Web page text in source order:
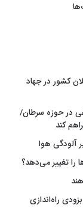
کشور در جهاد
در حوزه سرطان/
کند
آلودگی هوا
را تغییر می‌دهد؟
راه‌اندازی